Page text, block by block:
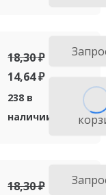
18,30₽
14,64₽
238 в
наличии
18,30₽